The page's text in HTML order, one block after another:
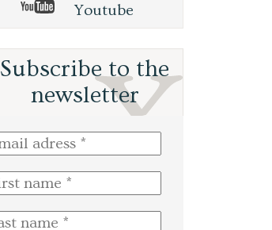
Youtube
Subscribe to the
newsletter